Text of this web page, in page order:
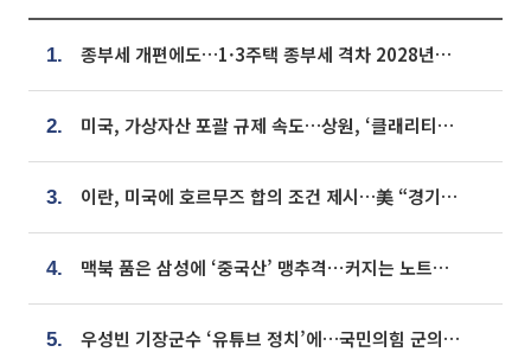
1. 종부세 개편에도…1·3주택 종부세 격차 2028년부터 확대
2. 미국, 가상자산 포괄 규제 속도…상원, ‘클래리티법’ 9월 절차투표 추진
3. 이란, 미국에 호르무즈 합의 조건 제시…美 “경기 아직 안 끝나” [종합]
4. 맥북 품은 삼성에 ‘중국산’ 맹추격⋯커지는 노트북 OLED 시장
5. 우성빈 기장군수 ‘유튜브 정치’에…국민의힘 군의원들 집단 반발